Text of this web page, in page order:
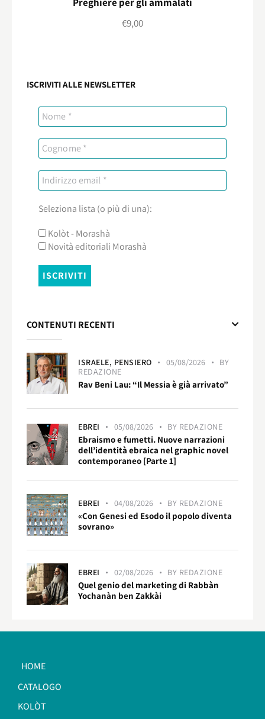
€9,00
ISCRIVITI ALLE NEWSLETTER
Seleziona lista (o più di una):
Kolòt - Morashà
Novità editoriali Morashà
CONTENUTI RECENTI
ISRAELE, PENSIERO 05/08/2026
BY
REDAZIONE
Rav Beni Lau: “Il Messia è già arrivato”
EBREI 05/08/2026 BY REDAZIONE
Ebraismo e fumetti. Nuove narrazioni
dell’identità ebraica nel graphic novel
contemporaneo [Parte 1]
EBREI 04/08/2026 BY REDAZIONE
«Con Genesi ed Esodo il popolo diventa
sovrano»
EBREI 02/08/2026 BY REDAZIONE
Quel genio del marketing di Rabbàn
Yochanàn ben Zakkài
HOME
CATALOGO
KOLÒT